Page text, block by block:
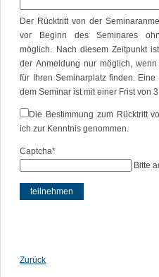
Der Rücktritt von der
vor Beginn des Seminares
möglich. Nach diesem Zeitpunkt
der Anmeldung nur möglich,
für Ihren Seminarplatz finden.
dem Seminar ist mit einer Frist von
Die Bestimmung zum Rücktritt
ich zur Kenntnis genommen.
Pflichtfeld
Captcha*Bitte
1
Bitte
Zurück